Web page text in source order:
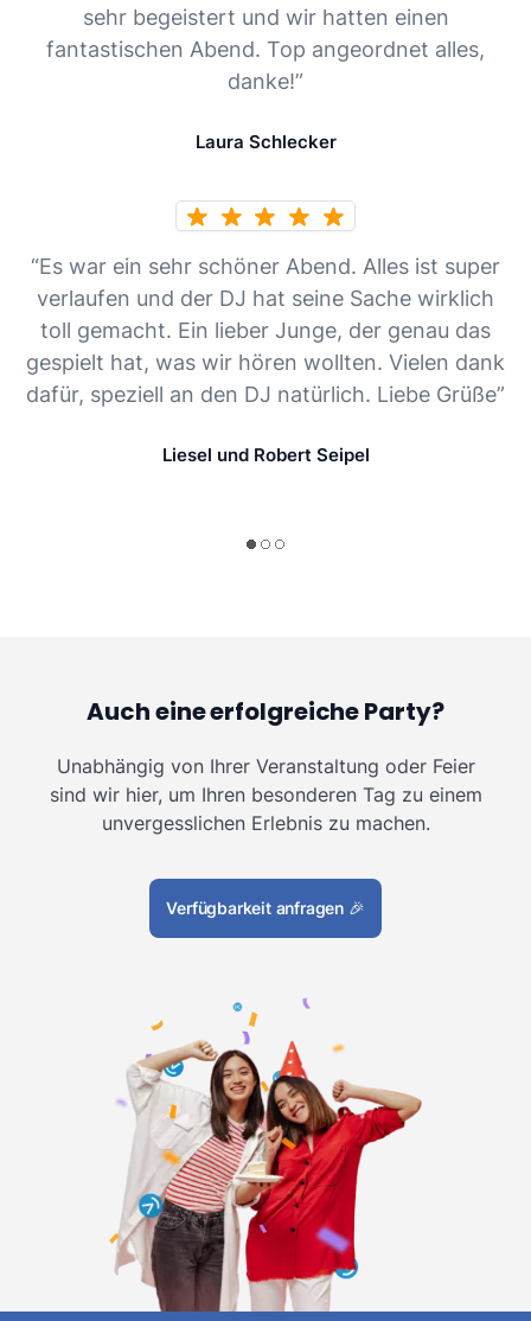
sehr begeistert und wir hatten einen
fantastischen Abend. Top angeordnet alles,
danke!”
Laura Schlecker
“Es war ein sehr schöner Abend. Alles ist super
verlaufen und der DJ hat seine Sache wirklich
toll gemacht. Ein lieber Junge, der genau das
gespielt hat, was wir hören wollten. Vielen dank
dafür, speziell an den DJ natürlich. Liebe Grüße”
Liesel und Robert Seipel
Auch eine erfolgreiche Party?
Unabhängig von Ihrer Veranstaltung oder Feier
sind wir hier, um Ihren besonderen Tag zu einem
unvergesslichen Erlebnis zu machen.
Verfügbarkeit anfragen 🎉